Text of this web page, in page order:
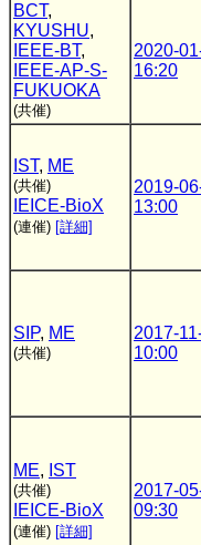
BCT,
KYUSHU,
IEEE-BT,
IEEE-AP-S-
FUKUOKA
(共催)
2020-
16:20
IST, ME
(共催)
IEICE-BioX
(連催) [詳細]
2019-
13:00
SIP, ME
(共催)
2017-
10:00
ME, IST
(共催)
IEICE-BioX
(連催) [詳細]
2017-
09:30